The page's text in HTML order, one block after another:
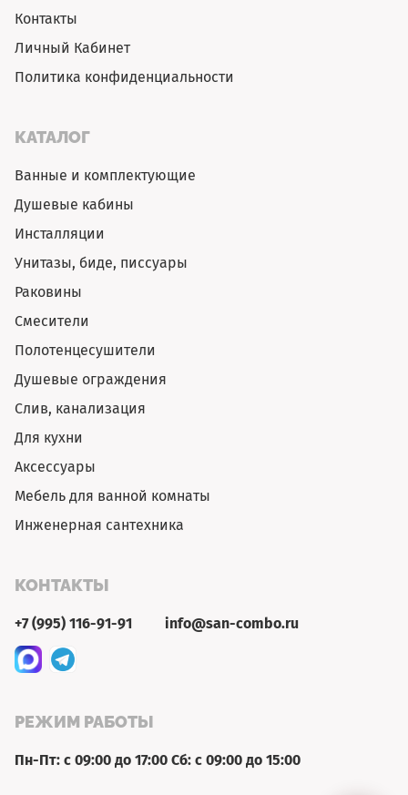
Контакты
Личный Кабинет
Политика конфиденциальности
КАТАЛОГ
Ванные и комплектующие
Душевые кабины
Инсталляции
Унитазы, биде, писсуары
Раковины
Смесители
Полотенцесушители
Душевые ограждения
Слив, канализация
Для кухни
Аксессуары
Мебель для ванной комнаты
Инженерная сантехника
КОНТАКТЫ
+7 (995) 116-91-91 info@san-combo.ru
РЕЖИМ РАБОТЫ
Пн-Пт: с 09:00 до 17:00 Сб: с 09:00 до 15:00